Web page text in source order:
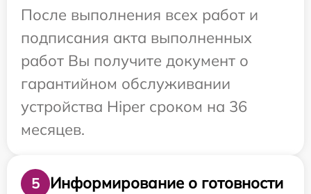
После выполнения всех работ и
подписания акта выполненных
работ Вы получите документ о
гарантийном обслуживании
устройства Hiper сроком на 36
месяцев.
5
Информирование о готовности